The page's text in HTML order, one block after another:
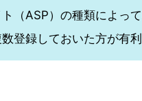
（ASP）の種類によっ
登録しておいた方が有利